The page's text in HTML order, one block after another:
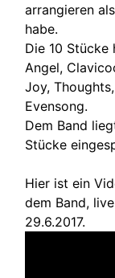
arrangieren
habe.
Die 10 Stücke
Angel,
Joy,
Evensong.
Dem Band
Stücke
Hier ist ein
dem Band,
29.6.2017.